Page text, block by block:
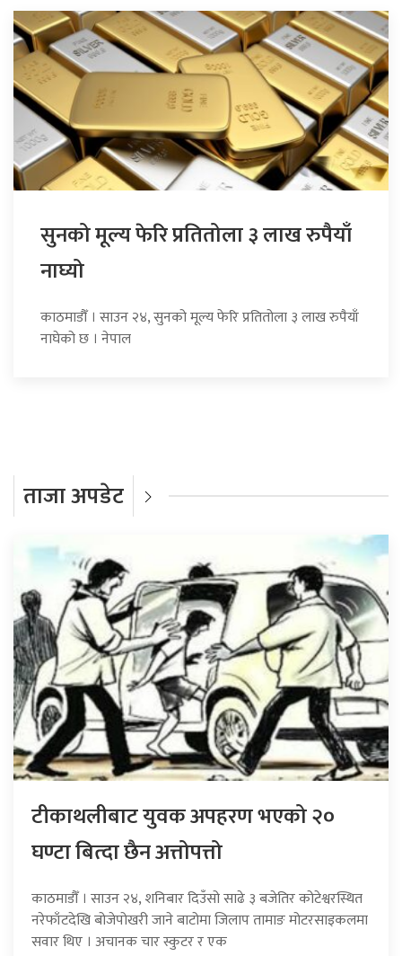
सुनको मूल्य फेरि प्रतितोला ३ लाख रुपैयाँ
नाघ्यो
काठमाडौँ । साउन २४, सुनको मूल्य फेरि प्रतितोला ३ लाख रुपैयाँ
नाघेको छ । नेपाल
ताजा अपडेट
टीकाथलीबाट युवक अपहरण भएको २०
घण्टा बित्दा छैन अत्तोपत्तो
काठमाडौँ । साउन २४, शनिबार दिउँसो साढे ३ बजेतिर कोटेश्वरस्थित
नरेफाँटदेखि बोजेपोखरी जाने बाटोमा जिलाप तामाङ मोटरसाइकलमा
सवार थिए । अचानक चार स्कुटर र एक